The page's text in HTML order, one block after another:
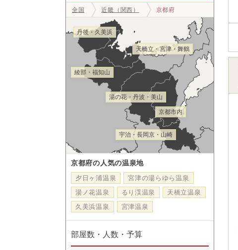
全国 近畿（関西） 京都府
京都市内
宇治・長岡京・山崎
湯の花・丹波・美山
天橋立・宮津・舞鶴
丹後・久美浜
綾部・福知山
京都府の人気の温泉地
夕日ヶ浦温泉
宮津の湯らゆら温泉
湯ノ花温泉
るり渓温泉
天橋立温泉
久美浜温泉
宮津温泉
部屋数・人数・予算